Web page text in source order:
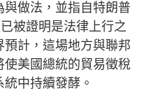
與做法，並指自特朗普
被證明是法律上行之
計，這場地方與聯邦
美國總統的貿易徵稅
中持續發酵。